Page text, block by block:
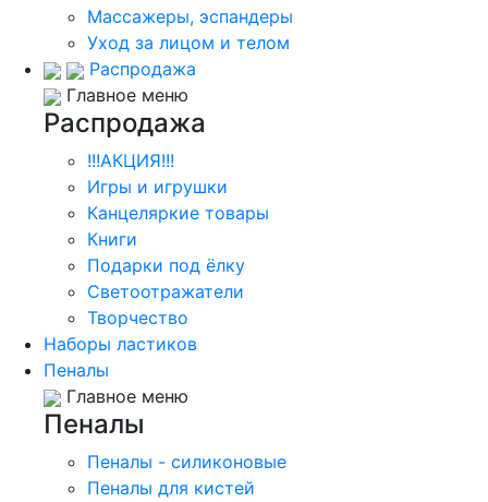
Массажеры, эспандеры
Уход за лицом и телом
Распродажа
Главное меню
Распродажа
!!!АКЦИЯ!!!
Игры и игрушки
Канцеляркие товары
Книги
Подарки под ёлку
Светоотражатели
Творчество
Наборы ластиков
Пеналы
Главное меню
Пеналы
Пеналы - силиконовые
Пеналы для кистей